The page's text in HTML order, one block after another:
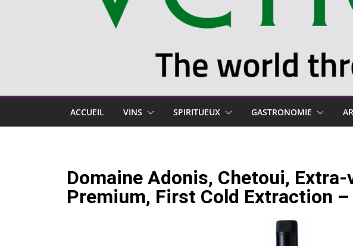
ACCUEIL VINS SPIRITUEUX GASTRONOMIE
Domaine Adonis, Chetoui, Extra-
Premium, First Cold Extraction